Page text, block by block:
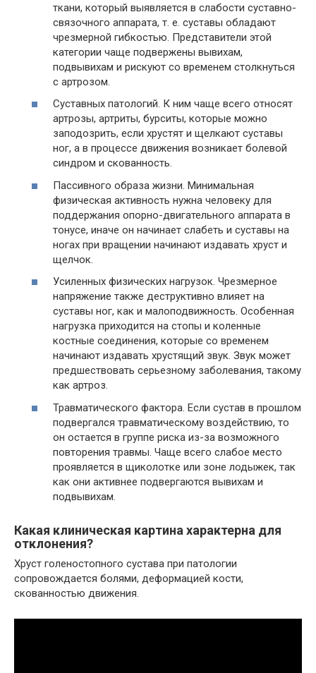
ткани, который выявляется в слабости суставно-
связочного аппарата, т. е. суставы обладают
чрезмерной гибкостью. Представители этой
категории чаще подвержены вывихам,
подвывихам и рискуют со временем столкнуться
с артрозом.
Суставных патологий. К ним чаще всего относят
артрозы, артриты, бурситы, которые можно
заподозрить, если хрустят и щелкают суставы
ног, а в процессе движения возникает болевой
синдром и скованность.
Пассивного образа жизни. Минимальная
физическая активность нужна человеку для
поддержания опорно-двигательного аппарата в
тонусе, иначе он начинает слабеть и суставы на
ногах при вращении начинают издавать хруст и
щелчок.
Усиленных физических нагрузок. Чрезмерное
напряжение также деструктивно влияет на
суставы ног, как и малоподвижность. Особенная
нагрузка приходится на стопы и коленные
костные соединения, которые со временем
начинают издавать хрустящий звук. Звук может
предшествовать серьезному заболевания, такому
как артроз.
Травматического фактора. Если сустав в прошлом
подвергался травматическому воздействию, то
он остается в группе риска из-за возможного
повторения травмы. Чаще всего слабое место
проявляется в щиколотке или зоне лодыжек, так
как они активнее подвергаются вывихам и
подвывихам.
Какая клиническая картина характерна для
отклонения?
Хруст голеностопного сустава при патологии
сопровождается болями, деформацией кости,
скованностью движения.